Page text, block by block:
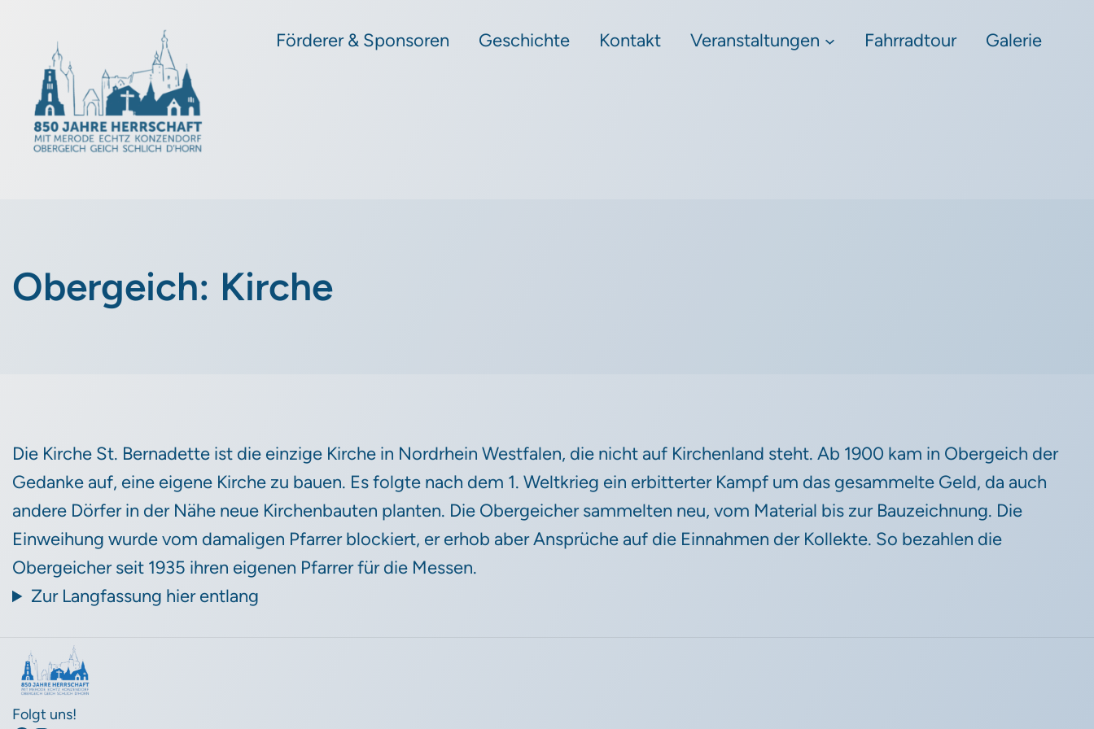
Förderer & Sponsoren Geschichte Kontakt Veranstaltungen Fahrradtour Galerie
Obergeich: Kirche
Die Kirche St. Bernadette ist die einzige Kirche in Nordrhein Westfalen, die nicht auf Kirchenland steht. Ab 1900 kam in Obergeich der
Gedanke auf, eine eigene Kirche zu bauen. Es folgte nach dem 1. Weltkrieg ein erbitterter Kampf um das gesammelte Geld, da auch
andere Dörfer in der Nähe neue Kirchenbauten planten. Die Obergeicher sammelten neu, vom Material bis zur Bauzeichnung. Die
Einweihung wurde vom damaligen Pfarrer blockiert, er erhob aber Ansprüche auf die Einnahmen der Kollekte. So bezahlen die
Obergeicher seit 1935 ihren eigenen Pfarrer für die Messen.
Zur Langfassung hier entlang
Folgt uns!